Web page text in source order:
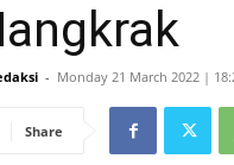
- Monday 21 March 2022 |
Share